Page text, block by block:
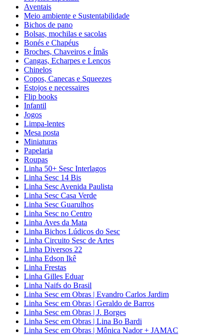
Aventais
Meio ambiente e Sustentabilidade
Bichos de pano
Bolsas, mochilas e sacolas
Bonés e Chapéus
Broches, Chaveiros e Ímãs
Cangas, Echarpes e Lenços
Chinelos
Copos, Canecas e Squeezes
Estojos e necessaires
Flip books
Infantil
Jogos
Limpa-lentes
Mesa posta
Miniaturas
Papelaria
Roupas
Linha 50+ Sesc Interlagos
Linha Sesc 14 Bis
Linha Sesc Avenida Paulista
Linha Sesc Casa Verde
Linha Sesc Guarulhos
Linha Sesc no Centro
Linha Aves da Mata
Linha Bichos Lúdicos do Sesc
Linha Circuito Sesc de Artes
Linha Diversos 22
Linha Edson Ikê
Linha Frestas
Linha Gilles Eduar
Linha Naifs do Brasil
Linha Sesc em Obras | Evandro Carlos Jardim
Linha Sesc em Obras | Geraldo de Barros
Linha Sesc em Obras | J. Borges
Linha Sesc em Obras | Lina Bo Bardi
Linha Sesc em Obras | Mônica Nador + JAMAC